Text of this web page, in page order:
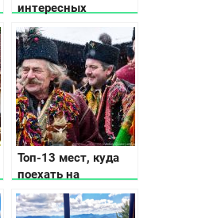
интересных
заведений Львова
Топ-13 мест, куда
поехать на
Рождество в
Украине